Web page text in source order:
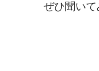
ぜひ聞いて